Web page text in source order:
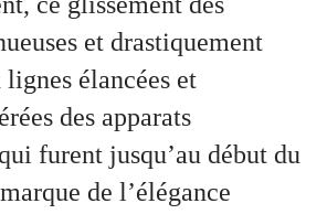
et drastiquement
lignes élancées et
des apparats
furent jusqu’au début du
de l’élégance